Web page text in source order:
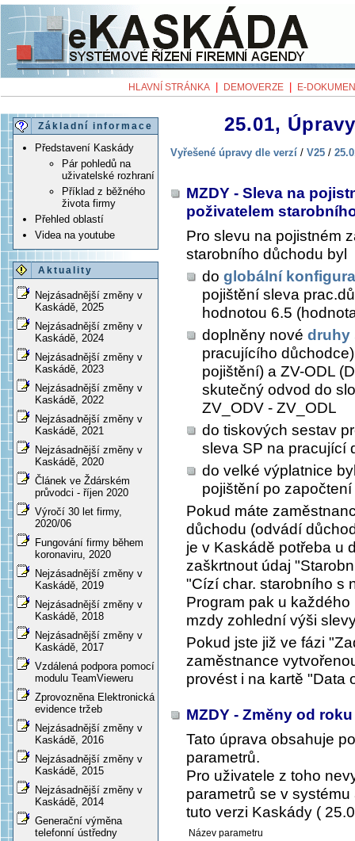
HLAVNÍ STRÁNKA DEMOVERZE E-
Základní informace
Představení Kaskády
Pár pohledů na
uživatelské rozhraní
Příklad z běžného
života firmy
Přehled oblastí
Videa na youtube
Aktuality
Nejzásadnější změny v
Kaskádě, 2025
Nejzásadnější změny v
Kaskádě, 2024
Nejzásadnější změny v
Kaskádě, 2023
Nejzásadnější změny v
Kaskádě, 2022
Nejzásadnější změny v
Kaskádě, 2021
Nejzásadnější změny v
Kaskádě, 2020
Článek ve Ždárském
průvodci - říjen 2020
Výročí 30 let firmy,
2020/06
Fungování firmy během
koronaviru, 2020
Nejzásadnější změny v
Kaskádě, 2019
Nejzásadnější změny v
Kaskádě, 2018
Nejzásadnější změny v
Kaskádě, 2017
Vzdálená podpora pomocí
modulu TeamVieweru
Zprovozněna Elektronická
evidence tržeb
Nejzásadnější změny v
Kaskádě, 2016
Nejzásadnější změny v
Kaskádě, 2015
Nejzásadnější změny v
Kaskádě, 2014
Generační výměna
telefonní ústředny
25.01,
Vyřešené úpravy dle verzí / V25 /
MZDY - Sleva na
poživatelem
Pro slevu na pojistném
starobního důchodu byl
do globální
pojištění sleva
hodnotou 6.5
doplněny nové druhy
pracujícího
pojištění) a ZV-ODL
skutečný odvod do
ZV_ODV - ZV_ODL
do tiskových sestav
sleva SP na pracující
do velké výplatnice
pojištění po
Pokud máte
důchodu (odvádí
je v Kaskádě potřeba u
zaškrtnout údaj
"Cízí char. starobního s
Program pak u
mzdy zohlední výši
Pokud jste již ve fázi
zaměstnance
provést i na kartě "Data
MZDY - Změny od
Tato úprava obsahuje
parametrů.
Pro uživatele z toho
parametrů se v
tuto verzi Kaskády (
Název parametru